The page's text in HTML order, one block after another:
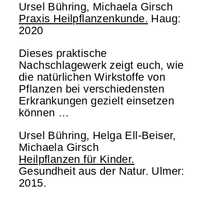
Ursel Bühring, Michaela Girsch
Praxis Heilpflanzenkunde. Haug:
2020
Dieses praktische
Nachschlagewerk zeigt euch, wie
die natürlichen Wirkstoffe von
Pflanzen bei verschiedensten
Erkrankungen gezielt einsetzen
können …
Ursel Bühring, Helga Ell-Beiser,
Michaela Girsch
Heilpflanzen für Kinder.
Gesundheit aus der Natur. Ulmer:
2015.